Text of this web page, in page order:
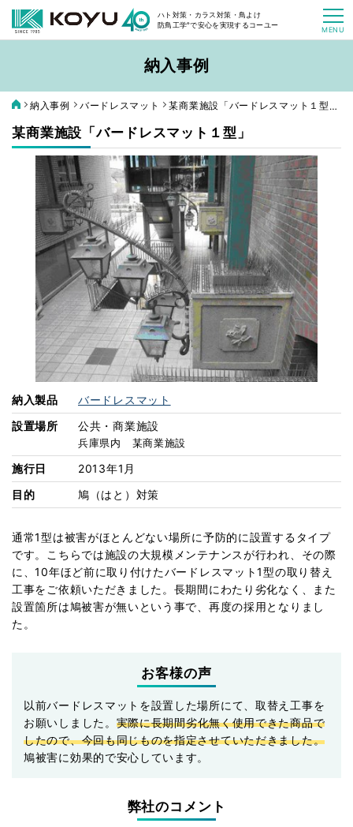
ハト対策・カラス対策・鳥よけ
防鳥工学®で安心を実現するコーユー
MENU
製品情報
製品情報トップ
バードレスマット
バードブロッカー
ハトワイヤー
設置場所に適した製品を探す
製品比較チャート
その他の製品
ニャンガード Poppet®
選ばれる理由
納入事例
よくあるご質問
コラム
オンラインショップ
お問い合わせ お見積り
078-907-1100
受付：平日9:00～17:00
納入事例
納入事例 バードレスマット 某商業施設「バードレスマット１型」
某商業施設「バードレスマット１型」
納入製品
バードレスマット
設置場所
公共・商業施設
兵庫県内 某商業施設
施行日
2013年1月
目的
鳩（はと）対策
通常1型は被害がほとんどない場所に予防的に設置するタイプ
です。こちらでは施設の大規模メンテナンスが行われ、その際
に、10年ほど前に取り付けたバードレスマット1型の取り替え
工事をご依頼いただきました。長期間にわたり劣化なく、また
設置箇所は鳩被害が無いという事で、再度の採用となりまし
た。
お客様の声
以前バードレスマットを設置した場所にて、取替え工事を
お願いしました。 実際に長期間劣化無く使用できた商品で
したので、今回も同じものを指定させていただきました。
鳩被害に効果的で安心しています。
弊社のコメント